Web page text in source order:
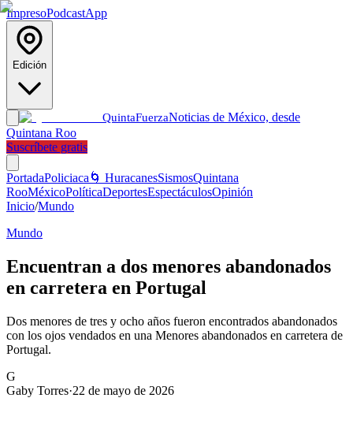
ImpresoPodcastApp
Edición
QuintaFuerzaNoticias de México, desde
Quintana Roo
Suscríbete gratis
PortadaPoliciaca 🌀 HuracanesSismosQuintana
RooMéxicoPolíticaDeportesEspectáculosOpinión
Inicio/Mundo
Mundo
Encuentran a dos menores abandonados
en carretera en Portugal
Dos menores de tres y ocho años fueron encontrados abandonados
con los ojos vendados en una Menores abandonados en carretera de
Portugal.
G
Gaby Torres·22 de mayo de 2026